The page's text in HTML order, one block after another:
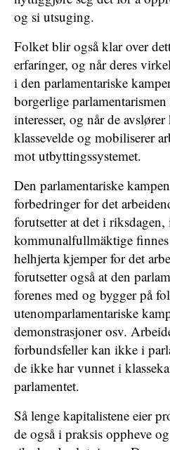
og si utsuging.
Folket blir også klar over
erfaringer, og når deres
i den parlamentariske
borgerlige
interesser, og når de
klassevelde og mobiliserer
mot utbyttingssystemet.
Den parlamentariske
forbedringer for det
forutsetter at det i
kommunalfullmäktige finnes
helhjerta kjemper for det
forutsetter også at den
forenes med og bygger på
utenomparlamentariske
demonstrasjoner osv.
forbundsfeller kan ikke i
de ikke har vunnet i
parlamentet.
Så lenge kapitalistene eier
de også i praksis oppheve